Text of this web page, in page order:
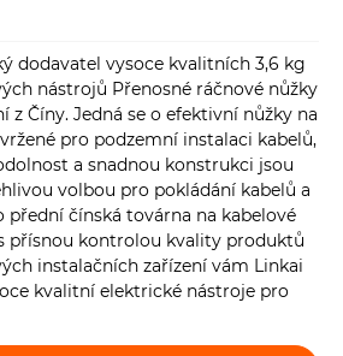
dodavatel vysoce kvalitních 3,6 kg
nástrojů Přenosné ráčnové nůžky
z Číny. Jedná se o efektivní nůžky na
pro podzemní instalaci kabelů,
a snadnou konstrukci jsou
volbou pro pokládání kabelů a
přední čínská továrna na kabelové
přísnou kontrolou kvality produktů
instalačních zařízení vám Linkai
kvalitní elektrické nástroje pro